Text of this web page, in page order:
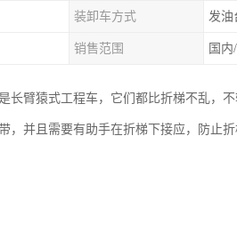
装卸车方式 发油
销售范围 国
臂猿式工程车，它们都比折梯不乱，
并且需要有助手在折梯下接应，防止折